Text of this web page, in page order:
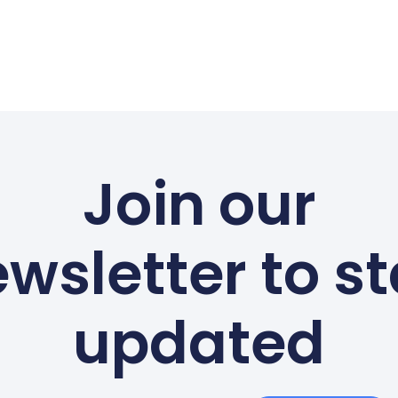
Join our
to
updated